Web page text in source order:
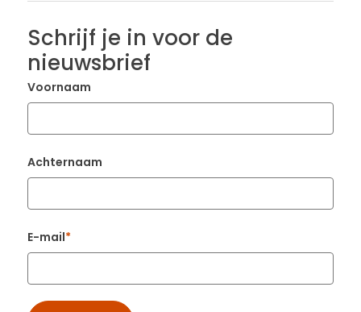
Schrijf je in voor de
nieuwsbrief
Voornaam
Achternaam
E-mail